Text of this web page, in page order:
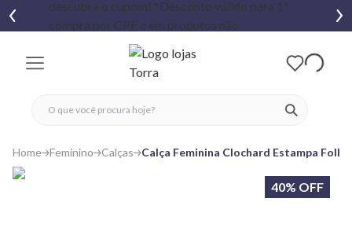
ver
fechar menu
fechar menu
favoritos
Home Feminino Calças Calça Feminina Clochard Estampa
40% OFF